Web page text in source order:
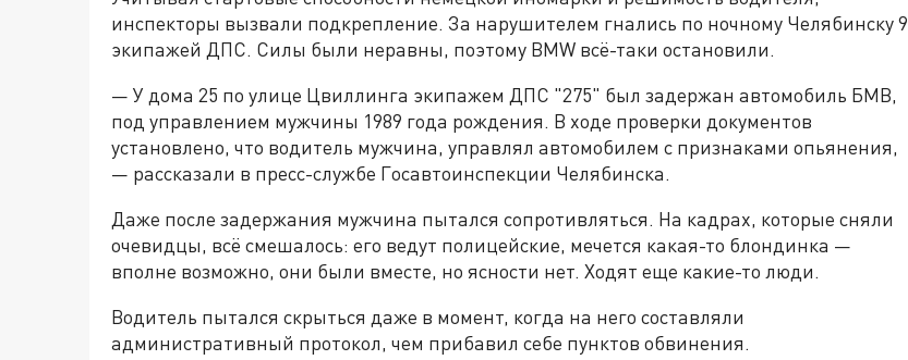
инспекторы вызвали подкрепление. За нарушителем гнались по ночному Челябинску 9
экипажей ДПС. Силы были неравны, поэтому BMW всё-таки остановили.
— У дома 25 по улице Цвиллинга экипажем ДПС "275" был задержан автомобиль БМВ,
под управлением мужчины 1989 года рождения. В ходе проверки документов
установлено, что водитель мужчина, управлял автомобилем с признаками опьянения,
— рассказали в пресс-службе Госавтоинспекции Челябинска.
Даже после задержания мужчина пытался сопротивляться. На кадрах, которые сняли
очевидцы, всё смешалось: его ведут полицейские, мечется какая-то блондинка —
вполне возможно, они были вместе, но ясности нет. Ходят еще какие-то люди.
Водитель пытался скрыться даже в момент, когда на него составляли
административный протокол, чем прибавил себе пунктов обвинения.